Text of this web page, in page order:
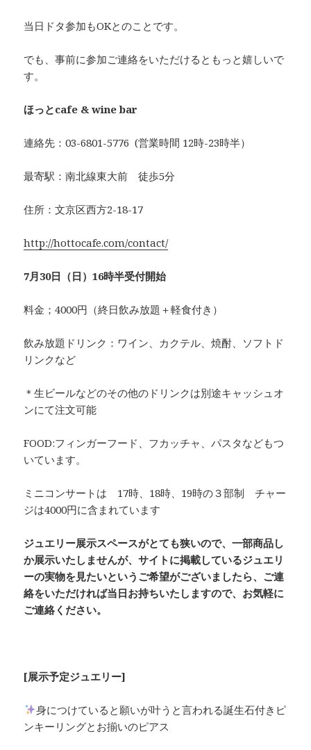
当日ドタ参加もOKとのことです。
でも、事前に参加ご連絡をいただけるともっと嬉しいで
す。
ほっとcafe & wine bar
連絡先：03-6801-5776 (営業時間 12時-23時半）
最寄駅：南北線東大前 徒歩5分
住所：文京区西方2-18-17
http://hottocafe.com/contact/
7月30日（日）16時半受付開始
料金；4000円（終日飲み放題＋軽食付き）
飲み放題ドリンク：ワイン、カクテル、焼酎、ソフトド
リンクなど
＊生ビールなどのその他のドリンクは別途キャッシュオ
ンにて注文可能
FOOD:フィンガーフード、フカッチャ、パスタなどもつ
いています。
ミニコンサートは 17時、18時、19時の３部制 チャー
ジは4000円に含まれています
ジュエリー展示スペースがとても狭いので、一部商品し
か展示いたしませんが、サイトに掲載しているジュエリ
ーの実物を見たいというご希望がございましたら、ご連
絡をいただければ当日お持ちいたしますので、お気軽に
ご連絡ください。
[展示予定ジュエリー]
身につけていると願いが叶うと言われる誕生石付きピ
ンキーリングとお揃いのピアス